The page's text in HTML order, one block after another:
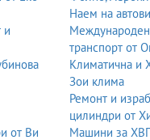
Така и консултациите в
Наем на
и
транспорт от
Климатична и
Зои клима
Ремонт и
цилиндри от
от Ви
Машини за